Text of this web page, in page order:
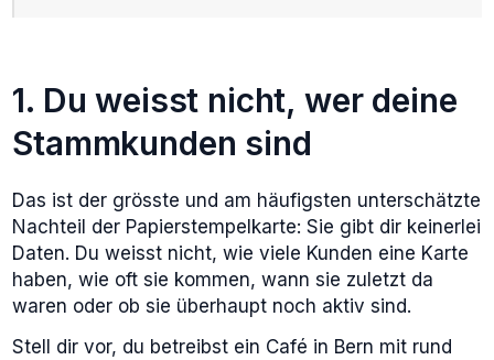
1. Du weisst nicht, wer deine
Stammkunden sind
Das ist der grösste und am häufigsten unterschätzte
Nachteil der Papierstempelkarte: Sie gibt dir keinerlei
Daten. Du weisst nicht, wie viele Kunden eine Karte
haben, wie oft sie kommen, wann sie zuletzt da
waren oder ob sie überhaupt noch aktiv sind.
Stell dir vor, du betreibst ein Café in Bern mit rund